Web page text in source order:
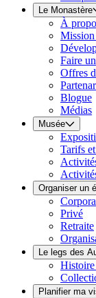
Le Monastère
À
Faire
Offres
Blogue
Médias
Musée
Tarifs
Organiser un
Privé
Retraite
Le legs des
Histoire
Planifier ma